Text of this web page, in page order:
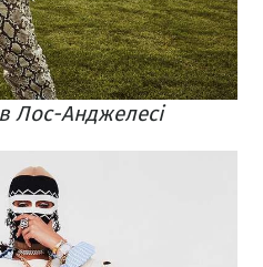
Лос-Анджелесі